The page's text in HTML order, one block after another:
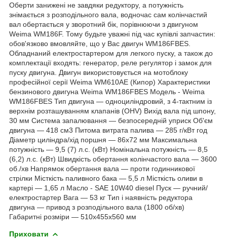
Оберти занижені не завдяки редуктору, а потужність
знімається з розподільного вала, водночас сам колінчастий
вал обертається у зворотний бік, порівнюючи з двигуном
Weima WM186F. Тому будьте уважні під час купівлі запчастин:
обов'язково вмовляйте, що у Вас двигун WM186FBES.
Обладнаний електростартером для легкого пуску, а також до
комплектації входять: генератор, реле регулятор і замок для
пуску двигуна. Двигун використовується на мотоблоку
професійної серії Weima WM610AE (Кипор) Характеристики
бензинового двигуна Weima WM186FBES Модель - Weima
WM186FBES Тип двигуна — одноциліндровий, з 4-тактним із
верхнім розташуванням клапанів (ОНV) Вихід вала під шпону,
30 мм Система запалювання — безпосередній уприск Об'єм
двигуна — 418 см3 Питома витрата палива — 285 г/кВт год
Діаметр циліндра/хід поршня — 86х72 мм Максимальна
потужність — 9,5 (7) л.с. (кВт) Номінальна потужність — 8,5
(6,2) л.с. (кВт) Швидкість обертання колінчастого вала — 3600
об./хв Напрямок обертання вала — проти годинникової
стрілки Місткість паливного бака — 5,5 л Місткість оливи в
картері — 1,65 л Масло - SAE 10W40 diesel Пуск — ручний/
електростартер Вага — 53 кг Тип і наявність редуктора
двигуна — привод з розподільного вала (1800 об/хв)
Габаритні розміри — 510х455х560 мм
Приховати